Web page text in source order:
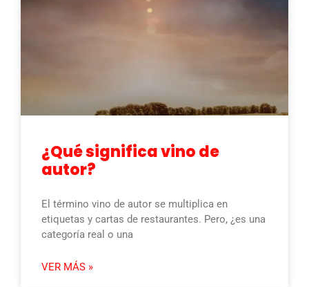
¿Qué significa vino de
autor?
El término vino de autor se multiplica en
etiquetas y cartas de restaurantes. Pero, ¿es una
categoría real o una
VER MÁS »